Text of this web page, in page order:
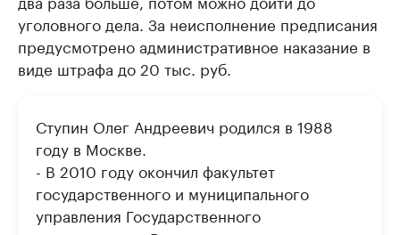
уголовного дела. За неисполнение предписания
предусмотрено административное наказание в
виде штрафа до 20 тыс. руб.
Ступин Олег Андреевич родился в 1988
году в Москве.
- В 2010 году окончил факультет
государственного и муниципального
управления Государственного